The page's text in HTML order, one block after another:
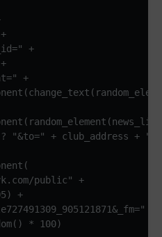
+
+
"&to=" + club_address +
public" +
+
+
* 100)